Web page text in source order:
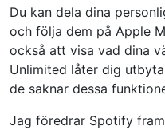
Du kan dela dina
och följa dem på Apple
också att visa vad dina
Unlimited låter dig
de saknar dessa
Jag föredrar Spotify